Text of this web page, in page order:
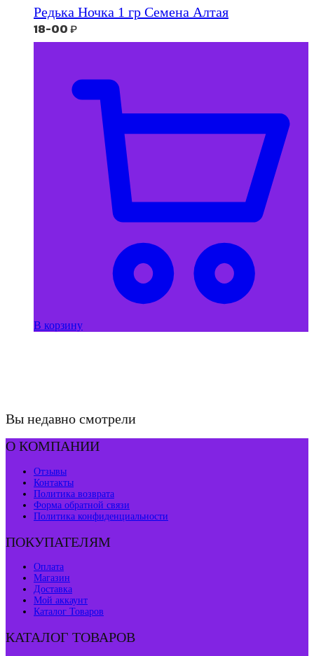
Редька Ночка 1 гр Семена Алтая
18-00₽
В корзину
Вы недавно смотрели
О КОМПАНИИ
Отзывы
Контакты
Политика возврата
Форма обратной связи
Политика конфиденциальности
ПОКУПАТЕЛЯМ
Оплата
Магазин
Доставка
Мой аккаунт
Каталог Товаров
КАТАЛОГ ТОВАРОВ